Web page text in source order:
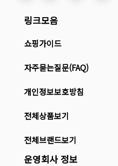
링크모음
쇼핑가이드
자주묻는질문(FAQ)
개인정보보호방침
전체상품보기
전체브랜드보기
운영회사 정보